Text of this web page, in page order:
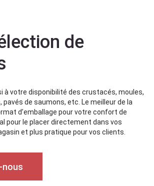
de
à votre disponibilité des crustacés, moules,
de saumons, etc. Le meilleur de la
d’emballage pour votre confort de
pour le placer directement dans vos
et plus pratique pour vos clients.